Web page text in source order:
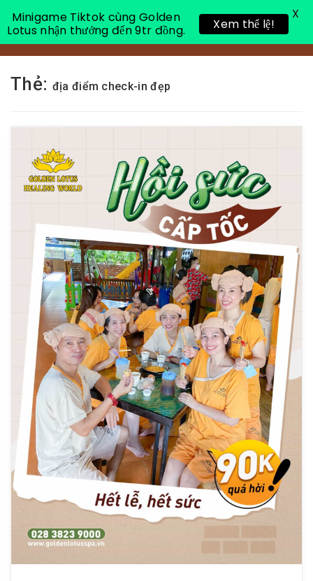
Toggle
Thẻ: địa điểm check-in đẹp
Minigame Tiktok cùng Golden
Lotus nhận thưởng đến 9tr đồng.
Xem thể lệ!
X